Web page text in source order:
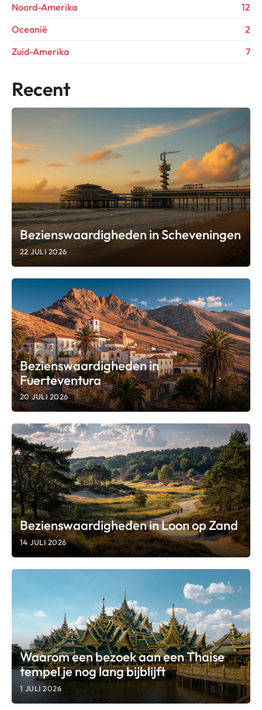
Noord-Amerika
12
Oceanië
2
Zuid-Amerika
7
Recent
Bezienswaardigheden in Scheveningen
22 JULI 2026
Bezienswaardigheden in
Fuerteventura
20 JULI 2026
Bezienswaardigheden in Loon op Zand
14 JULI 2026
Waarom een bezoek aan een Thaise
tempel je nog lang bijblijft
1 JULI 2026